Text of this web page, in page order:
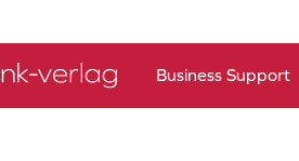
Business Support